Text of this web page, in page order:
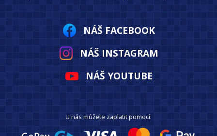
NÁŠ FACEBOOK
NÁŠ INSTAGRAM
NÁŠ YOUTUBE
U nás můžete zaplatit pomocí: